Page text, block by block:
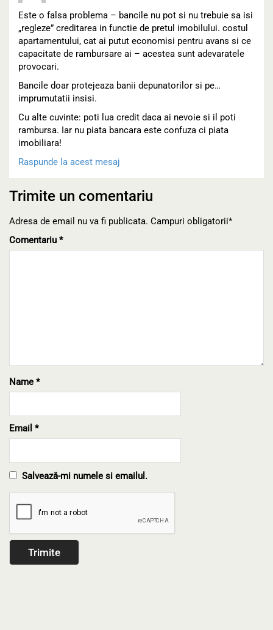
Este o falsa problema – bancile nu pot si nu trebuie sa isi
„regleze” creditarea in functie de pretul imobilului. costul
apartamentului, cat ai putut economisi pentru avans si ce
capacitate de rambursare ai – acestea sunt adevaratele
provocari.
Bancile doar protejeaza banii depunatorilor si pe…
imprumutatii insisi.
Cu alte cuvinte: poti lua credit daca ai nevoie si il poti
rambursa. Iar nu piata bancara este confuza ci piata
imobiliara!
Raspunde la acest mesaj
Trimite un comentariu
Adresa de email nu va fi publicata. Campuri obligatorii*
Comentariu *
Name *
Email *
Salvează-mi numele si emailul.